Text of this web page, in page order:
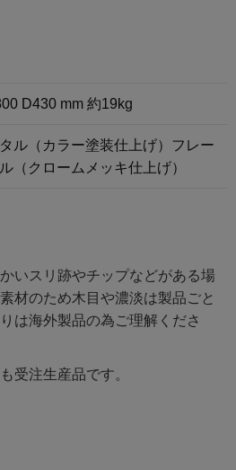
D430 mm 約19kg
ル（カラー塗装仕上げ）フレー
（クロームメッキ仕上げ）
いスリ跡やチップなどがある場
材のため木目や濃淡は製品ごと
は海外製品の為ご理解くださ
受注生産品です。